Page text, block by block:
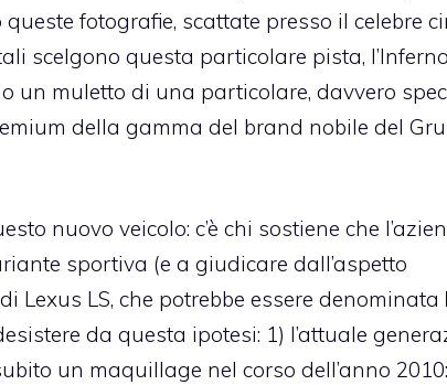
fotografie, scattate presso il celebre
scelgono questa particolare pista,
un muletto di una particolare, davvero
della gamma del brand nobile del
nuovo veicolo: c’è chi sostiene che
sportiva (e a giudicare dall’aspetto
Lexus LS, che potrebbe essere denominata
da questa ipotesi: 1) l’attuale
un maquillage nel corso dell’anno 2010: